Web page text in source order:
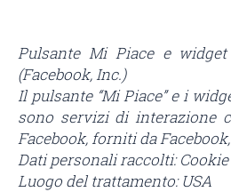
Pulsante Mi Piace e
(Facebook, Inc.)
Il pulsante “Mi Piace” e i
sono servizi di interazione
Facebook, forniti da
Dati personali raccolti:
Luogo del trattamento: USA